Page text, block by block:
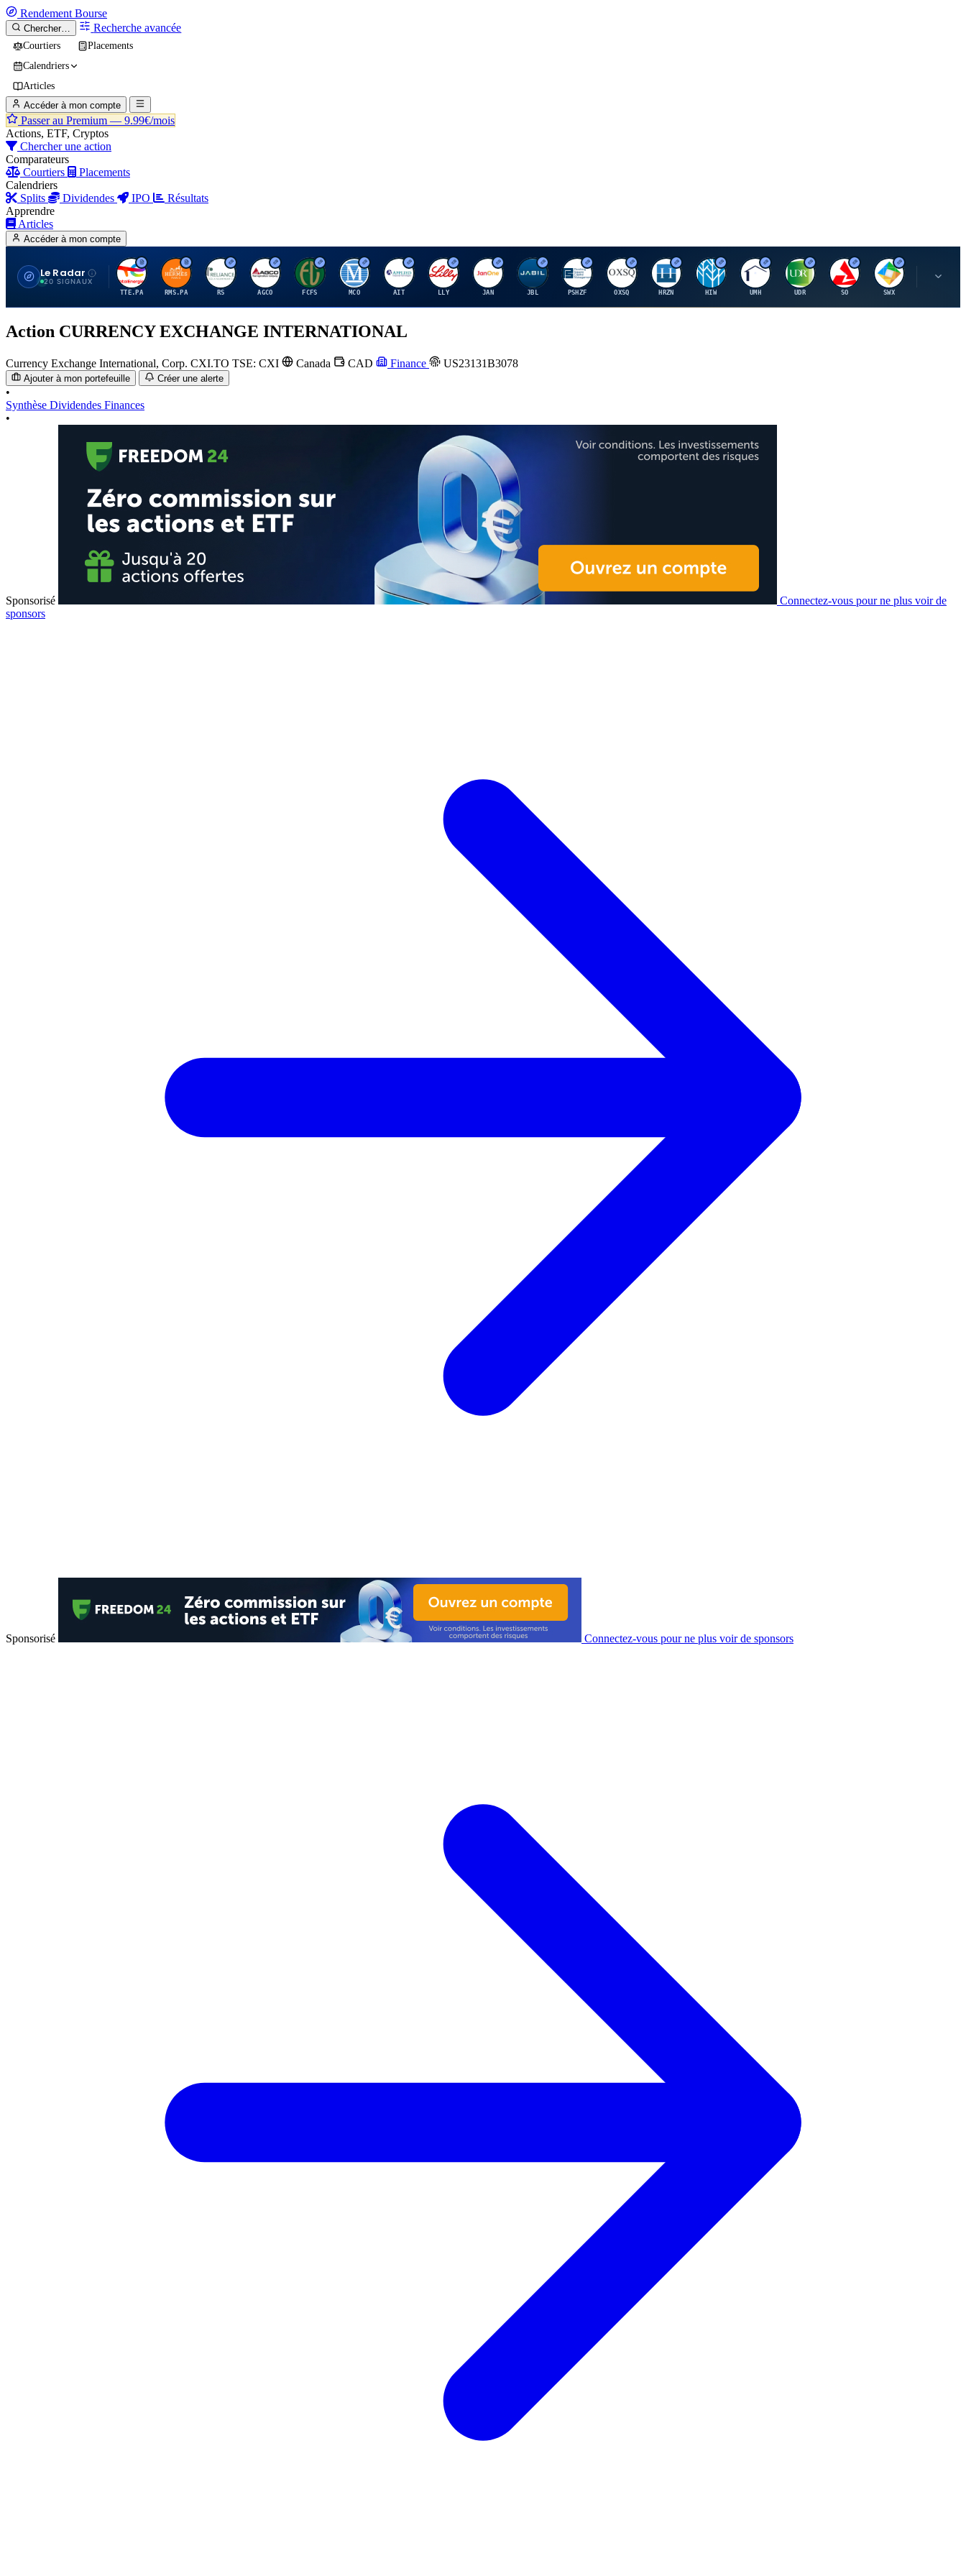
Rendement Bourse
Chercher… Recherche avancée
Courtiers
Placements
Calendriers
Articles
Accéder à mon compte
Passer au Premium — 9.99€/mois
Actions, ETF, Cryptos
Chercher une action
Comparateurs
Courtiers
Placements
Calendriers
Splits
Dividendes IPO
Résultats
Apprendre
Articles
Accéder à mon compte
Le Radar
20 SIGNAUX
T
TTE.PA
H
RMS.PA
R
RS
A
AGCO
F
FCFS
M
MCO
A
AIT
E
LLY
J
JAN
J
JBL
P
PSHZF
O
OXSQ
H
HRZN
H
HIW
U
UMH
U
UDR
S
SO
S
SWX
S
Action CURRENCY EXCHANGE INTERNATIONAL
Currency Exchange International, Corp. CXI.TO TSE: CXI Canada CAD Finance US23131B3078
Ajouter à mon portefeuille Créer une alerte
•
Synthèse Dividendes Finances
•
Sponsorisé
Connectez-vous pour ne plus voir de
sponsors
Sponsorisé Connectez-vous pour ne plus voir de sponsors